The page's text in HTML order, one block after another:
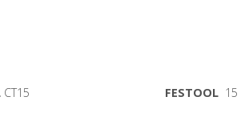
CT15 FESTOOL 15